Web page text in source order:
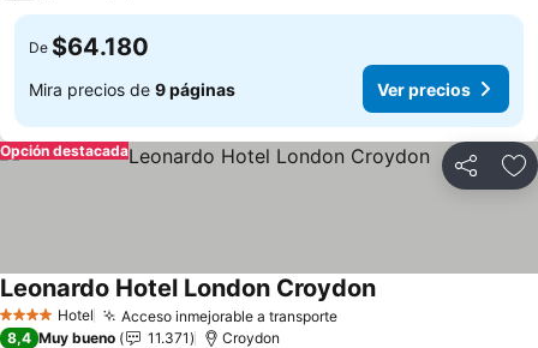
De $64.180
Mira precios de 9 páginas Ver precios
Compartir
Opción destacada
4 EstrellasHotel Acceso inmejorable a transporteVer precios
Leonardo Hotel London CroydonVer precios
8,4 Muy bueno 11.371 Croydon